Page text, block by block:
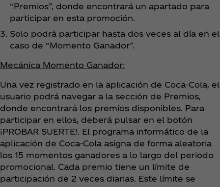
“Premios”, donde encontrará un apartado para
participar en esta promoción.
Solo podrá participar hasta dos veces al día en el
caso de “Momento Ganador”.
Mecánica Momento Ganador:
Una vez registrado en la aplicación de Coca‑Cola, el
usuario podrá navegar a la sección de Premios,
donde encontrará los premios disponibles. Para
participar en ellos, deberá pulsar en el botón
¡PROBAR SUERTE!. El programa informático de la
aplicación de Coca‑Cola asigna de forma aleatoria
los 15 momentos ganadores a lo largo del periodo
promocional. Cada premio tiene un límite de
participación de 2 veces diarias. Este límite se